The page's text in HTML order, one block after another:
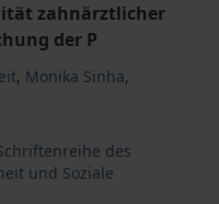
zahnärztlicher
der P
, Monika Sinha,
des
und Soziale